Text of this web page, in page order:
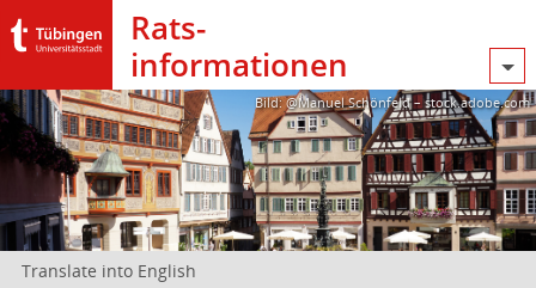
Rats­
informationen
Bild: @Manuel Schönfeld – stock.adobe.com
Translate into English